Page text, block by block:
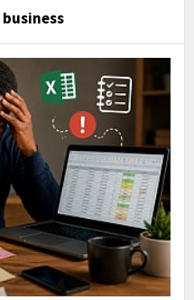
business